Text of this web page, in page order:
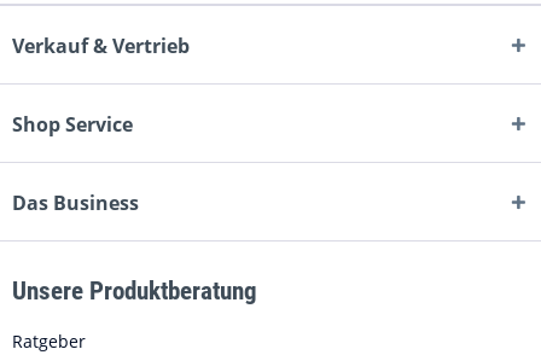
Verkauf & Vertrieb
Shop Service
Das Business
Unsere Produktberatung
Ratgeber